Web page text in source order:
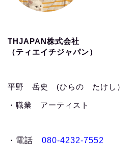
THJAPAN株式会社
（ティエイチジャパン）
平野 岳史 (ひらの たけし）
・職業 アーティスト
・ 電話 080-4232-7552